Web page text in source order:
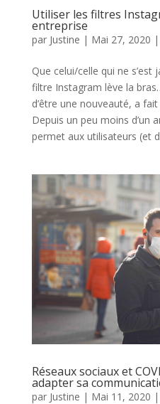
Utiliser les filtres
entreprise
par Justine | Mai 27, 2020 |
Que celui/celle qui ne s’est
filtre Instagram lève la
d’être une nouveauté, a
Depuis un peu moins d’un
permet aux utilisateurs (et
Réseaux sociaux et
adapter sa
par Justine | Mai 11, 2020 |